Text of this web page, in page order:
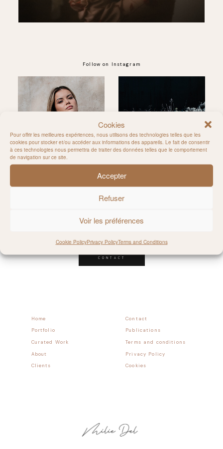
Cookies
Pour offrir les meilleures expériences, nous utilisons des technologies telles que les
cookies pour stocker et/ou accéder aux informations des appareils. Le fait de consentir
à ces technologies nous permettra de traiter des données telles que le comportement
de navigation sur ce site.
Accepter
Refuser
Voir les préférences
Cookie PolicyPrivacy PolicyTerms and Conditions
Follow on Instagram
Contact
Home
Publications
Portfolio
Terms and conditions
Curated Work
CONTACT
Privacy Policy
About
Cookies
Clients